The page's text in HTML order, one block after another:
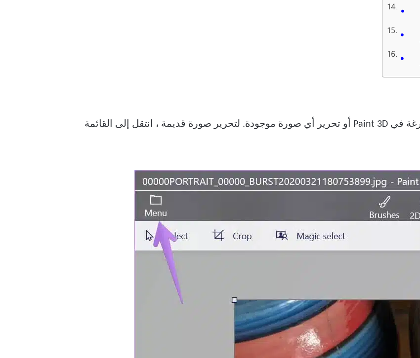
يمكنك إما البدء في الرسم على اللوحة الفارغة في Paint 3D أو تحرير أي صورة موجودة. لتحرير صورة قديمة ، انتقل إلى القائمة